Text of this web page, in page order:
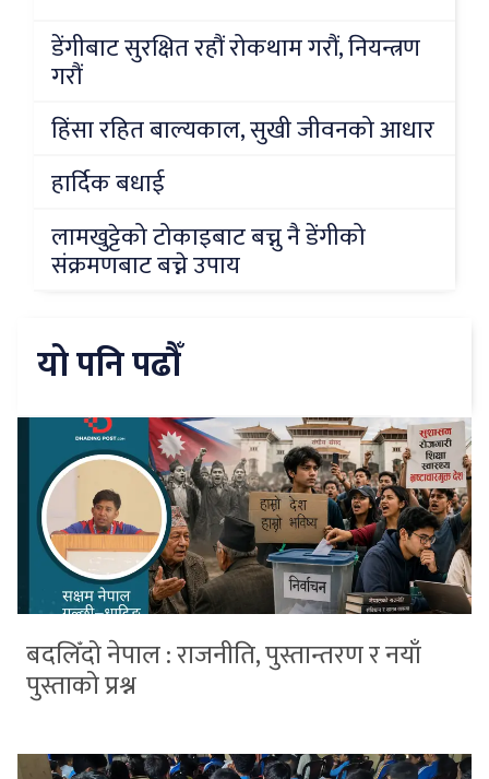
डेंगीबाट सुरक्षित रहौं रोकथाम गरौं, नियन्त्रण
गरौं
हिंसा रहित बाल्यकाल, सुखी जीवनको आधार
हार्दिक बधाई
लामखुट्टेको टोकाइबाट बच्नु नै डेंगीको
संक्रमणबाट बच्ने उपाय
यो पनि पढौँ
बदलिँदो नेपाल : राजनीति, पुस्तान्तरण र नयाँ
पुस्ताको प्रश्न